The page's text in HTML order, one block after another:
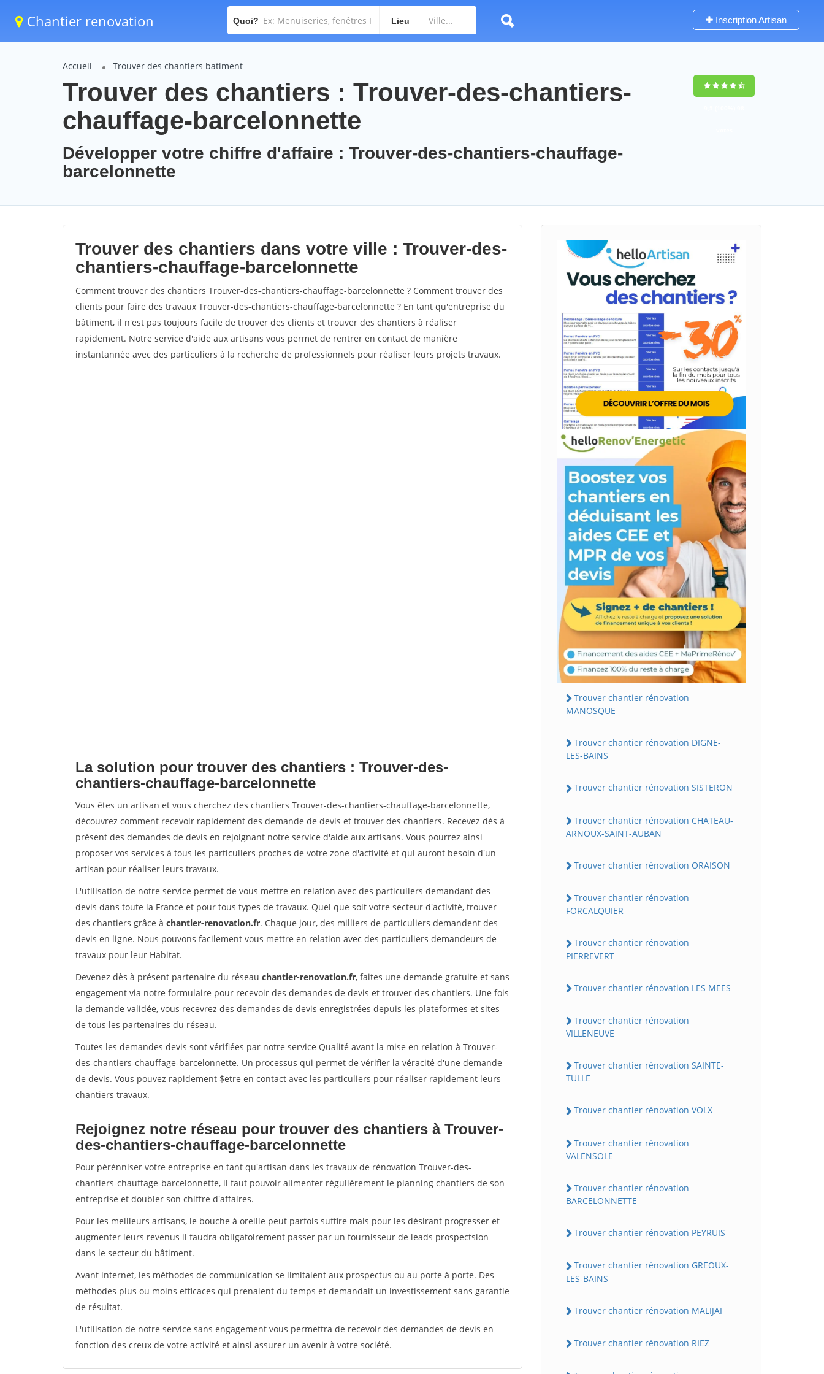
Chantier renovation Quoi? Lieu Inscription Artisan
Accueil Trouver des chantiers batiment
Trouver des chantiers : Trouver-des-chantiers-
chauffage-barcelonnette
Développer votre chiffre d'affaire : Trouver-des-chantiers-chauffage-
barcelonnette
Trouver des chantiers dans votre ville : Trouver-des-
chantiers-chauffage-barcelonnette
Comment trouver des chantiers Trouver-des-chantiers-chauffage-barcelonnette ? Comment trouver des
clients pour faire des travaux Trouver-des-chantiers-chauffage-barcelonnette ? En tant qu'entreprise du
bâtiment, il n'est pas toujours facile de trouver des clients et trouver des chantiers à réaliser
rapidement. Notre service d'aide aux artisans vous permet de rentrer en contact de manière
instantannée avec des particuliers à la recherche de professionnels pour réaliser leurs projets travaux.
La solution pour trouver des chantiers : Trouver-des-
chantiers-chauffage-barcelonnette
Vous êtes un artisan et vous cherchez des chantiers Trouver-des-chantiers-chauffage-barcelonnette,
découvrez comment recevoir rapidement des demande de devis et trouver des chantiers. Recevez dès à
présent des demandes de devis en rejoignant notre service d'aide aux artisans. Vous pourrez ainsi
proposer vos services à tous les particuliers proches de votre zone d'activité et qui auront besoin d'un
artisan pour réaliser leurs travaux.
L'utilisation de notre service permet de vous mettre en relation avec des particuliers demandant des
devis dans toute la France et pour tous types de travaux. Quel que soit votre secteur d'activité, trouver
des chantiers grâce à chantier-renovation.fr. Chaque jour, des milliers de particuliers demandent des
devis en ligne. Nous pouvons facilement vous mettre en relation avec des particuliers demandeurs de
travaux pour leur Habitat.
Devenez dès à présent partenaire du réseau chantier-renovation.fr, faites une demande gratuite et sans
engagement via notre formulaire pour recevoir des demandes de devis et trouver des chantiers. Une fois
la demande validée, vous recevrez des demandes de devis enregistrées depuis les plateformes et sites
de tous les partenaires du réseau.
Toutes les demandes devis sont vérifiées par notre service Qualité avant la mise en relation à Trouver-
des-chantiers-chauffage-barcelonnette. Un processus qui permet de vérifier la véracité d'une demande
de devis. Vous pouvez rapidement $etre en contact avec les particuliers pour réaliser rapidement leurs
chantiers travaux.
Rejoignez notre réseau pour trouver des chantiers à Trouver-
des-chantiers-chauffage-barcelonnette
Pour pérénniser votre entreprise en tant qu'artisan dans les travaux de rénovation Trouver-des-
chantiers-chauffage-barcelonnette, il faut pouvoir alimenter régulièrement le planning chantiers de son
entreprise et doubler son chiffre d'affaires.
Pour les meilleurs artisans, le bouche à oreille peut parfois suffire mais pour les désirant progresser et
augmenter leurs revenus il faudra obligatoirement passer par un fournisseur de leads prospectsion
dans le secteur du bâtiment.
Avant internet, les méthodes de communication se limitaient aux prospectus ou au porte à porte. Des
méthodes plus ou moins efficaces qui prenaient du temps et demandait un investissement sans garantie
de résultat.
L'utilisation de notre service sans engagement vous permettra de recevoir des demandes de devis en
fonction des creux de votre activité et ainsi assurer un avenir à votre société.
Trouver chantier rénovation
MANOSQUE
Trouver chantier rénovation DIGNE-
LES-BAINS
Trouver chantier rénovation SISTERON
Trouver chantier rénovation CHATEAU-
ARNOUX-SAINT-AUBAN
Trouver chantier rénovation ORAISON
Trouver chantier rénovation
FORCALQUIER
Trouver chantier rénovation
PIERREVERT
Trouver chantier rénovation LES MEES
Trouver chantier rénovation
VILLENEUVE
Trouver chantier rénovation SAINTE-
TULLE
Trouver chantier rénovation VOLX
Trouver chantier rénovation
VALENSOLE
Trouver chantier rénovation
BARCELONNETTE
Trouver chantier rénovation PEYRUIS
Trouver chantier rénovation GREOUX-
LES-BAINS
Trouver chantier rénovation MALIJAI
Trouver chantier rénovation RIEZ